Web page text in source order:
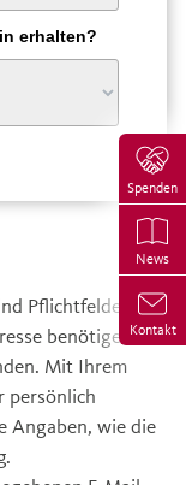
Spenden
News
Kontakt
erhalten?
Pflichtfelder und
benötigen wir,
Mit Ihrem
persönlich
Angaben, wie die